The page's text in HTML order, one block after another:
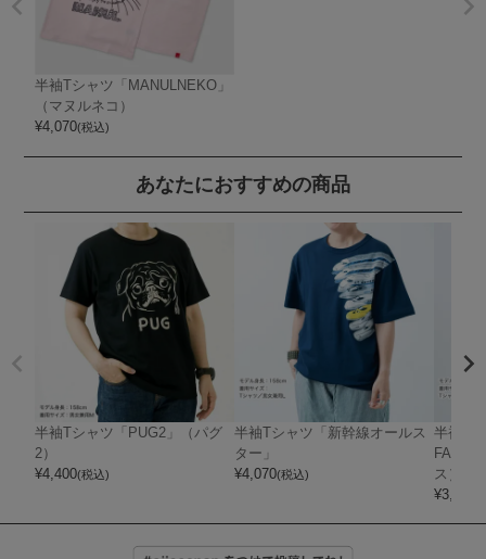
半袖Tシャツ「MANULNEKO」
（マヌルネコ）
¥4,070(税込)
あなたにおすすめの商品
半袖Tシャツ「PUG2」（パグ
2）
¥4,400(税込)
半袖Tシャツ「新幹線オールス
ター」
¥4,070(税込)
半袖T
FACE
ス）
¥3,850